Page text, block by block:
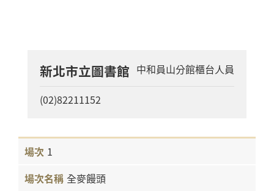
新北市立圖書館 中和員山分館櫃台人員
(02)82211152
1
全麥饅頭